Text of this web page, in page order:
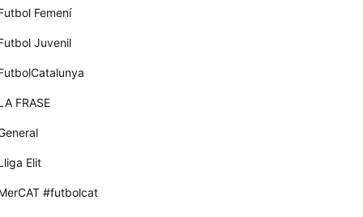
Femení
Juvenil
FRASE
Elit
#futbolcat